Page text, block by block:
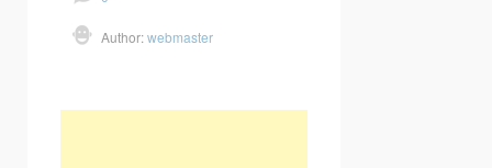
Author:webmaster